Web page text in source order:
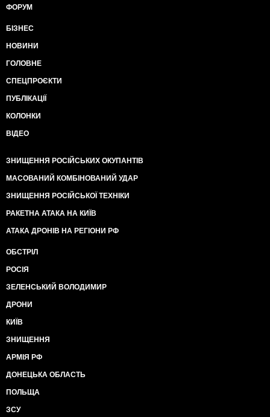
ФОРУМ
БІЗНЕС
НОВИНИ
ГОЛОВНЕ
СПЕЦПРОЄКТИ
ПУБЛІКАЦІЇ
КОЛОНКИ
ВІДЕО
ЗНИЩЕННЯ РОСІЙСЬКИХ ОКУПАНТІВ
МАСОВАНИЙ КОМБІНОВАНИЙ УДАР
ЗНИЩЕННЯ РОСІЙСЬКОЇ ТЕХНІКИ
РАКЕТНА АТАКА НА КИЇВ
АТАКА ДРОНІВ НА РЕГІОНИ РФ
ОБСТРІЛ
РОСІЯ
ЗЕЛЕНСЬКИЙ ВОЛОДИМИР
ДРОНИ
КИЇВ
ЗНИЩЕННЯ
АРМІЯ РФ
ДОНЕЦЬКА ОБЛАСТЬ
ПОЛЬЩА
ЗСУ